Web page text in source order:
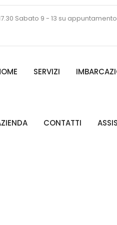
Sabato 9 - 13 su appuntamento
SERVIZI
CONTATTI